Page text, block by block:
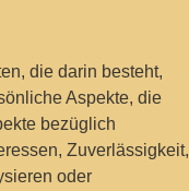
die darin besteht,
Aspekte, die
bezüglich
Zuverlässigkeit,
oder